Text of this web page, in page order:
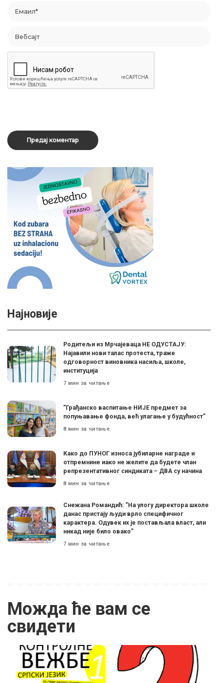
Најновије
Родитељи из Мрчајеваца НЕ ОДУСТАЈУ:
Најавили нови талас протеста, траже
одговорност виновника насиља, школе,
институција
7 мин за читање
”Грађанско васпитање НИЈЕ предмет за
попуњавање фонда, већ улагање у будућност”
8 мин за читање
Како до ПУНОГ износа јубиларне награде и
отпремнине иако не желите да будете члан
репрезентативног синдиката – ДВА су начина
8 мин за читање
Снежана Романдић: ”На улогу директора школе
данас пристају људи врло специфичног
карактера. Одувек их је постављала власт, али
никад није било овако”
7 мин за читање
Можда ће вам се
свидети